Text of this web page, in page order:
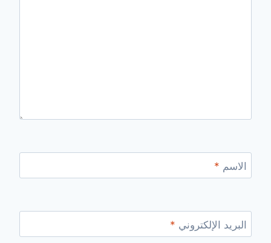
الاسم *
البريد الإلكتروني *